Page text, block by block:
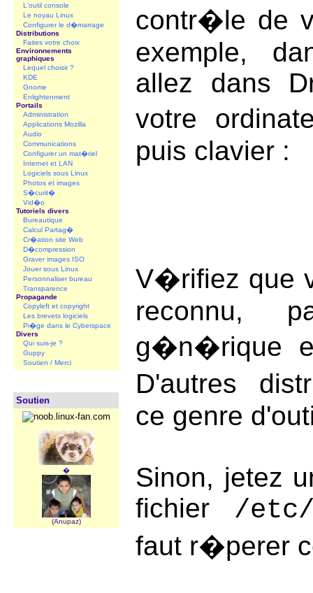
L'outil console
Le noyau Linux
Configurer le d�marrage
Distributions
Faites votre choix
Environnements
graphiques
Lequel choisir ?
KDE
Gnome
Enlightenment
Portails
Administration
Applications Mozilla
Audio
Communications
Configurer un mat�riel
Internet et LAN
Logiciels sous Linux
Photos et images
S�curit�
Vid�o
Tutoriels divers
Bureautique
Calcul Partag�
Cr�ation site Web
D�compression
Graver images ISO
Jouer sous Linux
Personnaliser bureau
Transparence
Propagande
Copyleft et copyright
Les brevets logiciels
Pi�ge dans le Cyberspace
Divers
Qui suis-je ?
Guppy
Soutien / Merci
Soutien
�
(Anupaz)
contr�le de
exemple,
allez dans
votre
puis clavier :
V�rifiez que
reconnu,
g�n�rique
D'autres
ce genre
Sinon, jetez
fichier /etc/
faut r�perer